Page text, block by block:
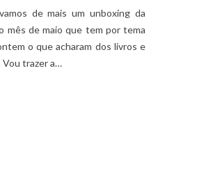
de mais um unboxing da
mês de maio que tem por tema
o que acharam dos livros e
trazer a…